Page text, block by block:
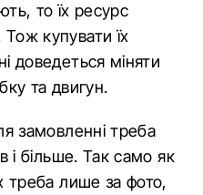
то їх ресурс
купувати їх
доведеться міняти
та двигун.
замовленні треба
і більше. Так само як
треба лише за фото,